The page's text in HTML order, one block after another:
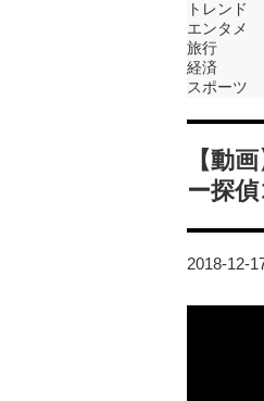
トレンド
エンタメ
旅行
経済
スポーツ
【動
ー探
2018-12-